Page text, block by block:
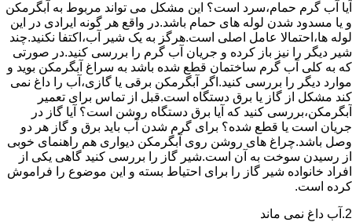
آیا آب گرم حمام،سرد است؟ این مشکل می تواند مربوط به آبگرمکن
و یا مسدود شدن لوله های حمام باشد.در واقع هر گونه ایرادی در این
لوله ها،احتمالا عامل اصلی است.هرگز به یک شیر آب،اکتفا نکنید.چند
شیر دیگر را نیز باز کرده و جریان آب گرم را بررسی کنید.در صورتی
که به کلی آب گرم ساختمان قطع شده باشد به سراغ آبگرمکن بوید و
موارد دیگر را بررسی کنید.اگر آبگرمکن برقی یا گازی،آب را داغ نمی
کند مشکل از گاز یا برق دستگاه است.قبل از تماس برای تعمیر
آبگرمکن،بررسی کنید که آیا برق دستگاه روشن است؟ آیا گاز در
جریان است یا قطع شده؟ برای گرم شدن آب باید برق و گاز هر دو
وصل باشد.چراغ های روشن روی آبگرمکن دیواری هم راهنمای خوبی
از رسیدن سوخت به آن است.شیر گاز را بررسی کنید گاهی یکی از
افراد خانواده شیر گاز را برای احتیاط بسته و این موضوع را فراموش
کرده است.
2.آب داغ نمی ماند